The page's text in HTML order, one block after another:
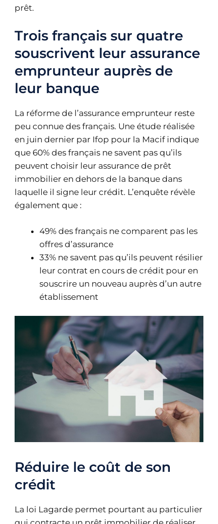
prêt.
Trois français sur quatre
souscrivent leur assurance
emprunteur auprès de
leur banque
La réforme de l’assurance emprunteur reste
peu connue des français. Une étude réalisée
en juin dernier par Ifop pour la Macif indique
que 60% des français ne savent pas qu’ils
peuvent choisir leur assurance de prêt
immobilier en dehors de la banque dans
laquelle il signe leur crédit. L’enquête révèle
également que :
49% des français ne comparent pas les
offres d’assurance
33% ne savent pas qu’ils peuvent résilier
leur contrat en cours de crédit pour en
souscrire un nouveau auprès d’un autre
établissement
Réduire le coût de son
crédit
La loi Lagarde permet pourtant au particulier